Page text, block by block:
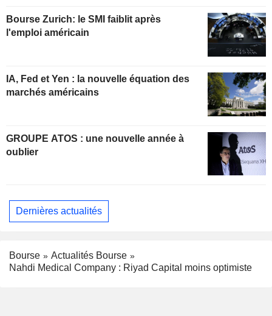
Bourse Zurich: le SMI faiblit après
l'emploi américain
IA, Fed et Yen : la nouvelle équation des
marchés américains
GROUPE ATOS : une nouvelle année à
oublier
Dernières actualités
Bourse
Actualités Bourse
Nahdi Medical Company : Riyad Capital moins optimiste